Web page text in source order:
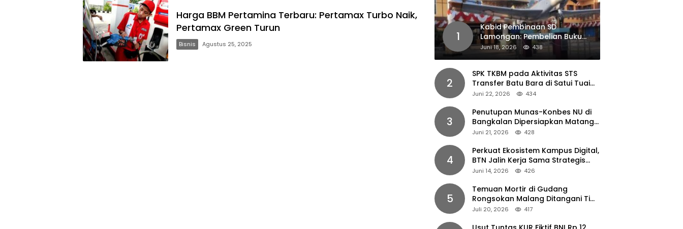
Harga BBM Pertamina Terbaru: Pertamax Turbo Naik,
Pertamax Green Turun
Bisnis Agustus 25, 2025
1
Kabid Pembinaan SD
Lamongan: Pembelian Buku
Pendamping Tidak Boleh
Dipaksakan
Juni 18, 2026 438
2
SPK TKBM pada Aktivitas STS
Transfer Batu Bara di Satui Tuai
Sorotan
Juni 22, 2026 434
3
Penutupan Munas-Konbes NU di
Bangkalan Dipersiapkan Matang,
Gus Ipul Turun Tangan
Juni 21, 2026 428
4
Perkuat Ekosistem Kampus Digital,
BTN Jalin Kerja Sama Strategis
dengan UNAIR
Juni 14, 2026 426
5
Temuan Mortir di Gudang
Rongsokan Malang Ditangani Tim
Gegana Polda Jatim
Juli 20, 2026 417